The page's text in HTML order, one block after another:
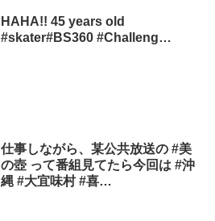
HAHA!! 45 years old
#skater#BS360 #Challeng…
仕事しながら、某公共放送の #美
の壺 って番組見てたら今回は #沖
縄 #大宜味村 #喜…